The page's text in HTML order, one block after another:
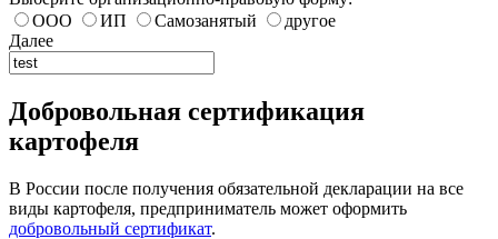
ООО
ИП Самозанятый
другое
Далее
Добровольная сертификация
картофеля
В России после получения обязательной декларации на все
виды картофеля, предприниматель может оформить
добровольный сертификат.